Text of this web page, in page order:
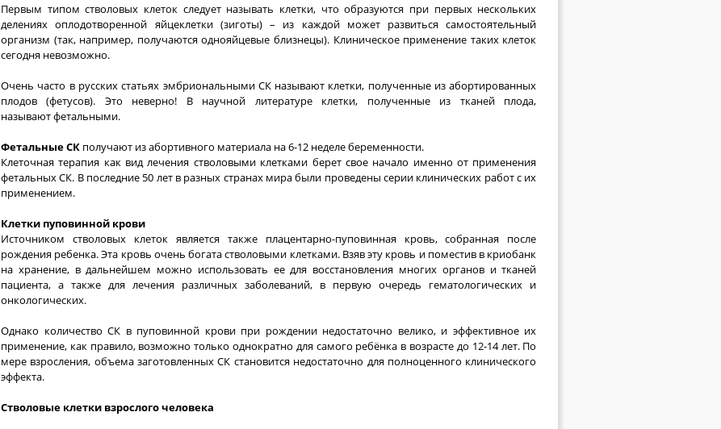
Первым типом стволовых клеток следует называть клетки, что образуются при первых нескольких
делениях оплодотворенной яйцеклетки (зиготы) – из каждой может развиться самостоятельный
организм (так, например, получаются однояйцевые близнецы). Клиническое применение таких клеток
сегодня невозможно.
Очень часто в русских статьях эмбриональными СК называют клетки, полученные из абортированных
плодов (фетусов). Это неверно! В научной литературе клетки, полученные из тканей плода,
называют фетальными.
Фетальные СК получают из абортивного материала на 6-12 неделе беременности.
Клеточная терапия как вид лечения стволовыми клетками берет свое начало именно от применения
фетальных СК. В последние 50 лет в разных странах мира были проведены серии клинических работ с их
применением.
Клетки пуповинной крови
Источником стволовых клеток является также плацентарно-пуповинная кровь, собранная после
рождения ребенка. Эта кровь очень богата стволовыми клетками. Взяв эту кровь и поместив в криобанк
на хранение, в дальнейшем можно использовать ее для восстановления многих органов и тканей
пациента, а также для лечения различных заболеваний, в первую очередь гематологических и
онкологических.
Однако количество СК в пуповинной крови при рождении недостаточно велико, и эффективное их
применение, как правило, возможно только однократно для самого ребёнка в возрасте до 12-14 лет. По
мере взросления, объема заготовленных СК становится недостаточно для полноценного клинического
эффекта.
Стволовые клетки взрослого человека